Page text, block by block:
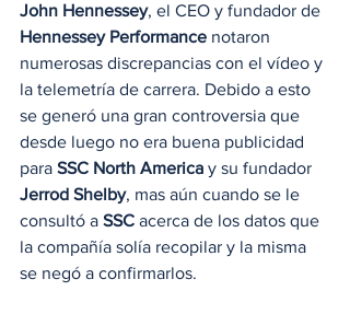
John Hennessey, el CEO y fundador de
Hennessey Performance notaron
numerosas discrepancias con el vídeo y
la telemetría de carrera. Debido a esto
se generó una gran controversia que
desde luego no era buena publicidad
para SSC North America y su fundador
Jerrod Shelby, mas aún cuando se le
consultó a SSC acerca de los datos que
la compañía solía recopilar y la misma
se negó a confirmarlos.